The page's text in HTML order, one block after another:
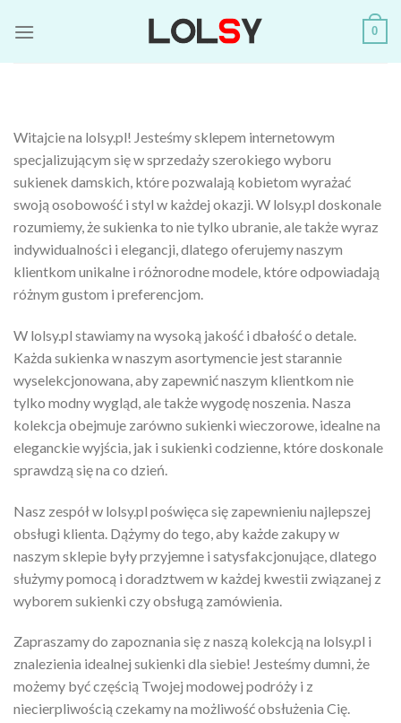
0
Witajcie na lolsy.pl! Jesteśmy sklepem internetowym
specjalizującym się w sprzedaży szerokiego wyboru
sukienek damskich, które pozwalają kobietom wyrażać
swoją osobowość i styl w każdej okazji. W lolsy.pl doskonale
rozumiemy, że sukienka to nie tylko ubranie, ale także wyraz
indywidualności i elegancji, dlatego oferujemy naszym
klientkom unikalne i różnorodne modele, które odpowiadają
różnym gustom i preferencjom.
W lolsy.pl stawiamy na wysoką jakość i dbałość o detale.
Każda sukienka w naszym asortymencie jest starannie
wyselekcjonowana, aby zapewnić naszym klientkom nie
tylko modny wygląd, ale także wygodę noszenia. Nasza
kolekcja obejmuje zarówno sukienki wieczorowe, idealne na
eleganckie wyjścia, jak i sukienki codzienne, które doskonale
sprawdzą się na co dzień.
Nasz zespół w lolsy.pl poświęca się zapewnieniu najlepszej
obsługi klienta. Dążymy do tego, aby każde zakupy w
naszym sklepie były przyjemne i satysfakcjonujące, dlatego
służymy pomocą i doradztwem w każdej kwestii związanej z
wyborem sukienki czy obsługą zamówienia.
Zapraszamy do zapoznania się z naszą kolekcją na lolsy.pl i
znalezienia idealnej sukienki dla siebie! Jesteśmy dumni, że
możemy być częścią Twojej modowej podróży i z
niecierpliwością czekamy na możliwość obsłużenia Cię.